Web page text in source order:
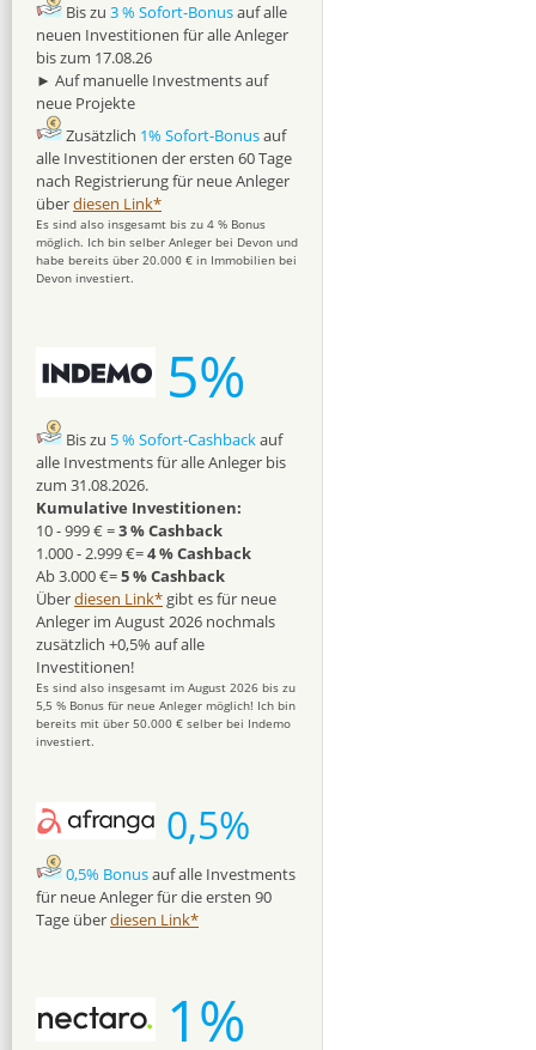
Bis zu 3 % Sofort-Bonusauf alle
neuen Investitionen für alle Anleger
bis zum 17.08.26
► Auf manuelle Investments auf
neue Projekte
Zusätzlich 1% Sofort-Bonusauf
alle Investitionen der ersten 60 Tage
nach Registrierung für neue Anleger
überdiesen Link*
Es sind also insgesamt bis zu 4 % Bonus
möglich. Ich bin selber Anleger bei Devon und
habe bereits über 20.000 € in Immobilien bei
Devon investiert.
5%
Bis zu 5 % Sofort-Cashbackauf
alle Investments für alle Anleger bis
zum 31.08.2026.
Kumulative Investitionen:
10 - 999 € =3 % Cashback
1.000 - 2.999 €=4 % Cashback
Ab 3.000 €=5 % Cashback
Überdiesen Link* gibt es für neue
Anleger im August 2026 nochmals
zusätzlich +0,5% auf alle
Investitionen!
Es sind also insgesamt im August 2026 bis zu
5,5 % Bonus für neue Anleger möglich! Ich bin
bereits mit über 50.000 € selber bei Indemo
investiert.
0,5%
0,5% Bonusauf alle Investments
für neue Anleger für die ersten 90
Tage überdiesen Link*
1%